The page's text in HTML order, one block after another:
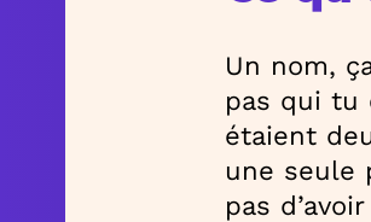
Un nom,
pas qui tu
étaient
une seule
pas